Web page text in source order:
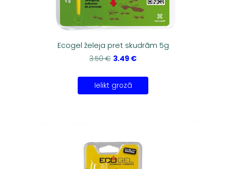
Ecogel želeja pret skudrām 5g
3.50 € 3.49 €
Ielikt grozā